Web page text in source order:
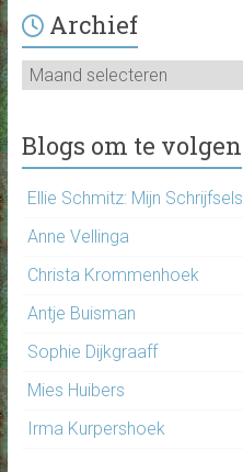
Archief
Archief
Blogs om te volgen
Ellie Schmitz: Mijn Schrijfsels
Anne Vellinga
Christa Krommenhoek
Antje Buisman
Sophie Dijkgraaff
Mies Huibers
Irma Kurpershoek